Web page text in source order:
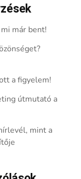
már bent!
a figyelem!
útmutató a
mint a